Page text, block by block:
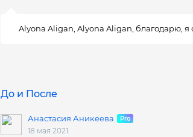
Alyona Aligan, Alyona Aligan, благодарю, я
До и После
Анастасия Аникеева
18 мая 2021